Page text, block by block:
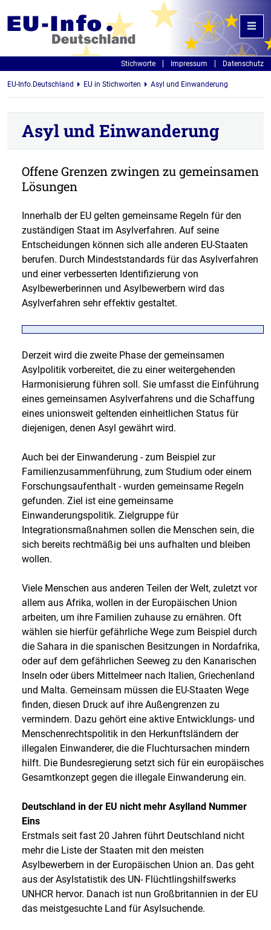
Stichworte Impressum Datenschutz
EU-Info.Deutschland EU in Stichworten Asyl und Einwanderung
Asyl und Einwanderung
Offene Grenzen zwingen zu gemeinsamen
Lösungen
Innerhalb der EU gelten gemeinsame Regeln für den
zuständigen Staat im Asylverfahren. Auf seine
Entscheidungen können sich alle anderen EU-Staaten
berufen. Durch Mindeststandards für das Asylverfahren
und einer verbesserten Identifizierung von
Asylbewerberinnen und Asylbewerbern wird das
Asylverfahren sehr effektiv gestaltet.
Derzeit wird die zweite Phase der gemeinsamen
Asylpolitik vorbereitet, die zu einer weitergehenden
Harmonisierung führen soll. Sie umfasst die Einführung
eines gemeinsamen Asylverfahrens und die Schaffung
eines unionsweit geltenden einheitlichen Status für
diejenigen, denen Asyl gewährt wird.
Auch bei der Einwanderung - zum Beispiel zur
Familienzusammenführung, zum Studium oder einem
Forschungsaufenthalt - wurden gemeinsame Regeln
gefunden. Ziel ist eine gemeinsame
Einwanderungspolitik. Zielgruppe für
Integrationsmaßnahmen sollen die Menschen sein, die
sich bereits rechtmäßig bei uns aufhalten und bleiben
wollen.
Viele Menschen aus anderen Teilen der Welt, zuletzt vor
allem aus Afrika, wollen in der Europäischen Union
arbeiten, um ihre Familien zuhause zu ernähren. Oft
wählen sie hierfür gefährliche Wege zum Beispiel durch
die Sahara in die spanischen Besitzungen in Nordafrika,
oder auf dem gefährlichen Seeweg zu den Kanarischen
Inseln oder übers Mittelmeer nach Italien, Griechenland
und Malta. Gemeinsam müssen die EU-Staaten Wege
finden, diesen Druck auf ihre Außengrenzen zu
vermindern. Dazu gehört eine aktive Entwicklungs- und
Menschenrechtspolitik in den Herkunftsländern der
illegalen Einwanderer, die die Fluchtursachen mindern
hilft. Die Bundesregierung setzt sich für ein europäisches
Gesamtkonzept gegen die illegale Einwanderung ein.
Deutschland in der EU nicht mehr Asylland Nummer
Eins
Erstmals seit fast 20 Jahren führt Deutschland nicht
mehr die Liste der Staaten mit den meisten
Asylbewerbern in der Europäischen Union an. Das geht
aus der Asylstatistik des UN- Flüchtlingshilfswerks
UNHCR hervor. Danach ist nun Großbritannien in der EU
das meistgesuchte Land für Asylsuchende.